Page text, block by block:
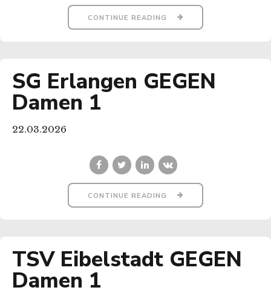
CONTINUE READING
SG Erlangen GEGEN
Damen 1
22.03.2026
CONTINUE READING
TSV Eibelstadt GEGEN
Damen 1